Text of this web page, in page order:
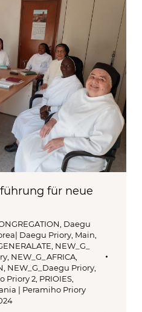
für neue
Daegu
Daegu Priory Main
NEW_G_
NEW_G_AFRICA
NEW_G_Daegu Priory
Priory 2 PRIOIES
| Peramiho Priory